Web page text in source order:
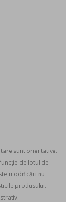
sunt orientative.
de lotul de
modificări nu
produsului.